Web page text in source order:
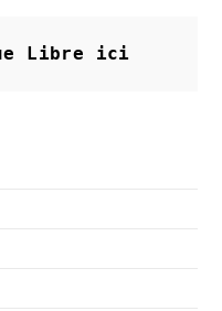
Libre ici